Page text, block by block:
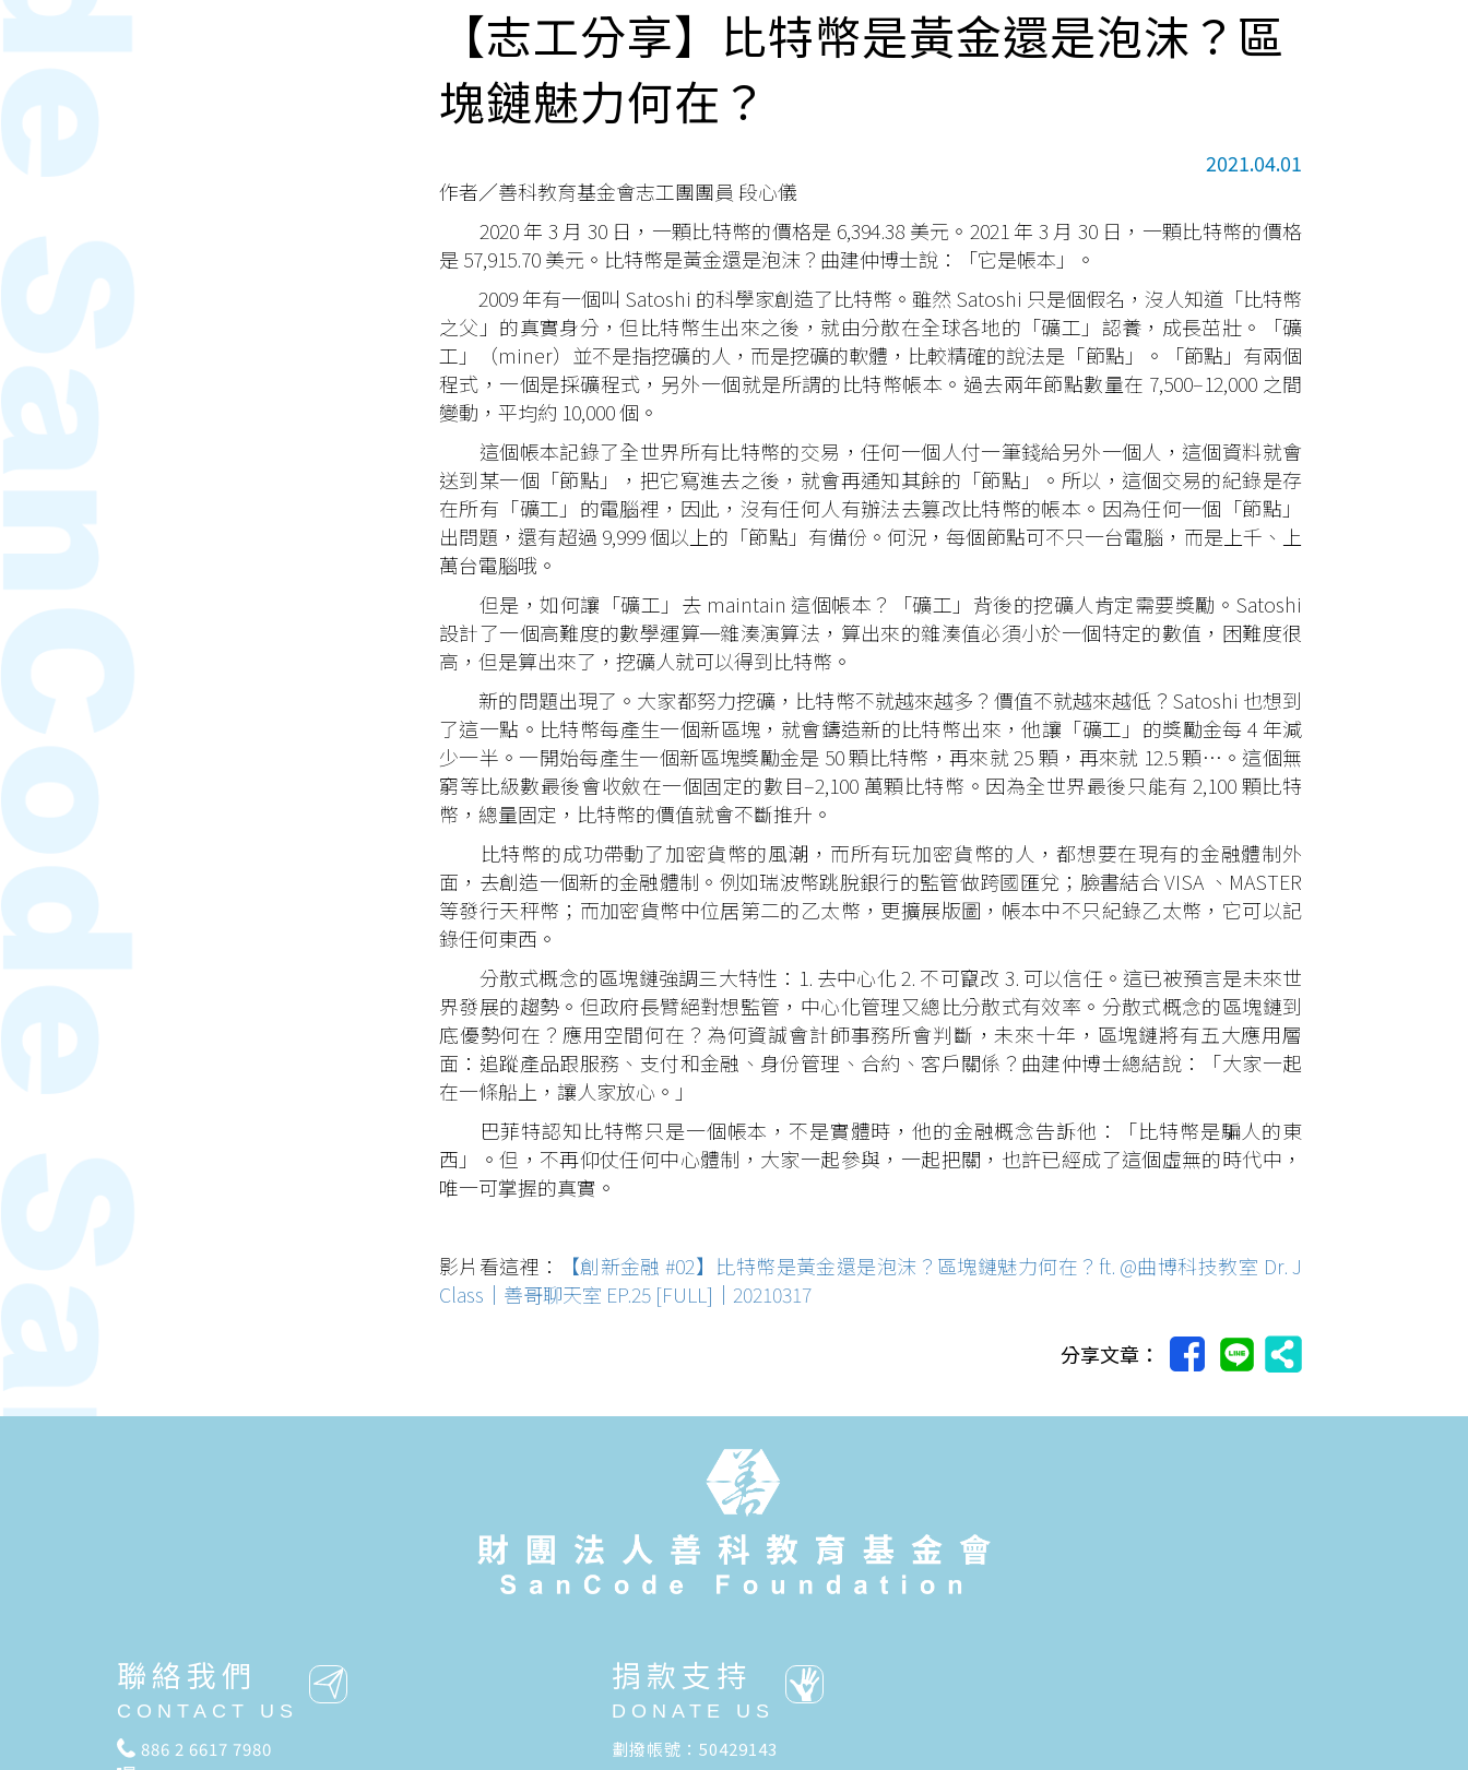
【志工分享】比特幣是黃金還是泡沫？區
塊鏈魅力何在？
2021.04.01
作者／善科教育基金會志工團團員 段心儀
2020 年 3 月 30 日，一顆比特幣的價格是 6,394.38 美元。2021 年 3 月 30 日，一顆比特幣的價格
是 57,915.70 美元。比特幣是黃金還是泡沫？曲建仲博士說：「它是帳本」。
2009 年有一個叫 Satoshi 的科學家創造了比特幣。雖然 Satoshi 只是個假名，沒人知道「比特幣
之父」的真實身分，但比特幣生出來之後，就由分散在全球各地的「礦工」認養，成長茁壯。「礦
工」（miner）並不是指挖礦的人，而是挖礦的軟體，比較精確的說法是「節點」。「節點」有兩個
程式，一個是採礦程式，另外一個就是所謂的比特幣帳本。過去兩年節點數量在 7,500–12,000 之間
變動，平均約 10,000 個。
這個帳本記錄了全世界所有比特幣的交易，任何一個人付一筆錢給另外一個人，這個資料就會
送到某一個「節點」，把它寫進去之後，就會再通知其餘的「節點」。所以，這個交易的紀錄是存
在所有「礦工」的電腦裡，因此，沒有任何人有辦法去篡改比特幣的帳本。因為任何一個「節點」
出問題，還有超過 9,999 個以上的「節點」有備份。何況，每個節點可不只一台電腦，而是上千、上
萬台電腦哦。
但是，如何讓「礦工」去 maintain 這個帳本？「礦工」背後的挖礦人肯定需要獎勵。Satoshi
設計了一個高難度的數學運算─雜湊演算法，算出來的雜湊值必須小於一個特定的數值，困難度很
高，但是算出來了，挖礦人就可以得到比特幣。
新的問題出現了。大家都努力挖礦，比特幣不就越來越多？價值不就越來越低？Satoshi 也想到
了這一點。比特幣每產生一個新區塊，就會鑄造新的比特幣出來，他讓「礦工」的獎勵金每 4 年減
少一半。一開始每產生一個新區塊獎勵金是 50 顆比特幣，再來就 25 顆，再來就 12.5 顆…。這個無
窮等比級數最後會收斂在一個固定的數目–2,100 萬顆比特幣。因為全世界最後只能有 2,100 顆比特
幣，總量固定，比特幣的價值就會不斷推升。
比特幣的成功帶動了加密貨幣的風潮，而所有玩加密貨幣的人，都想要在現有的金融體制外
面，去創造一個新的金融體制。例如瑞波幣跳脫銀行的監管做跨國匯兌；臉書結合 VISA 、MASTER
等發行天秤幣；而加密貨幣中位居第二的乙太幣，更擴展版圖，帳本中不只紀錄乙太幣，它可以記
錄任何東西。
分散式概念的區塊鏈強調三大特性：1. 去中心化 2. 不可竄改 3. 可以信任。這已被預言是未來世
界發展的趨勢。但政府長臂絕對想監管，中心化管理又總比分散式有效率。分散式概念的區塊鏈到
底優勢何在？應用空間何在？為何資誠會計師事務所會判斷，未來十年，區塊鏈將有五大應用層
面：追蹤產品跟服務、支付和金融、身份管理、合約、客戶關係？曲建仲博士總結說：「大家一起
在一條船上，讓人家放心。」
巴菲特認知比特幣只是一個帳本，不是實體時，他的金融概念告訴他：「比特幣是騙人的東
西」。但，不再仰仗任何中心體制，大家一起參與，一起把關，也許已經成了這個虛無的時代中，
唯一可掌握的真實。
影片看這裡：
【創新金融 #02】比特幣是黃金還是泡沫？區塊鏈魅力何在？ft. @曲博科技教室 Dr. J
Class｜善哥聊天室 EP.25 [FULL]｜20210317
分享文章：
聯絡我們
CONTACT US
886 2 6617 7980
捐款支持
DONATE US
劃撥帳號：50429143